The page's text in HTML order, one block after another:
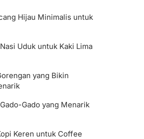
Hijau Minimalis untuk
Uduk untuk Kaki Lima
yang Bikin
Gado yang Menarik
Keren untuk Coffee